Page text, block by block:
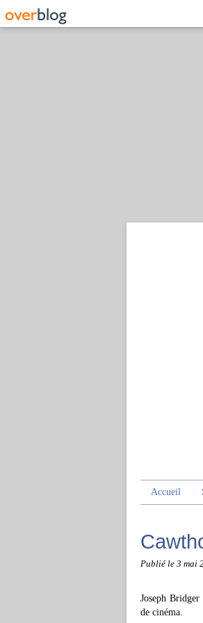
Accueil
Publié le 3 mai
Joseph
de cinéma.